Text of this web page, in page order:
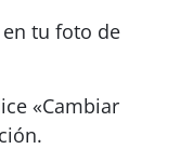
tu foto de
«Cambiar